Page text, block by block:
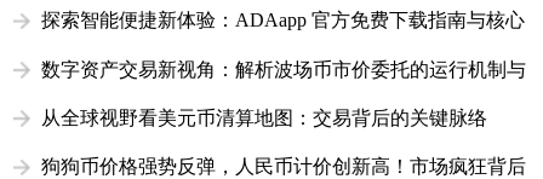
探索智能便捷新体验：ADAapp 官方免费下载指南与核心
数字资产交易新视角：解析波场币市价委托的运行机制与
从全球视野看美元币清算地图：交易背后的关键脉络
狗狗币价格强势反弹，人民币计价创新高！市场疯狂背后